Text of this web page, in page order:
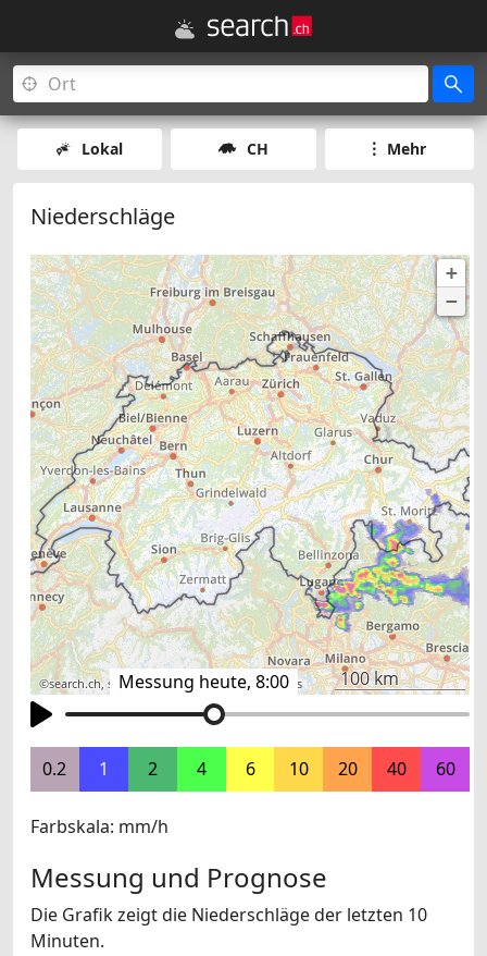
Lokal CH Mehr
Niederschläge
Messung heute, 8:00
+
−
©search.ch,swisstopo,OpenStreetMap,others 100 km
0.2 1 2 4 6 10 20 40 60
Farbskala: mm/h
Messung und Prognose
Die Grafik zeigt die Niederschläge der letzten 10
Minuten.